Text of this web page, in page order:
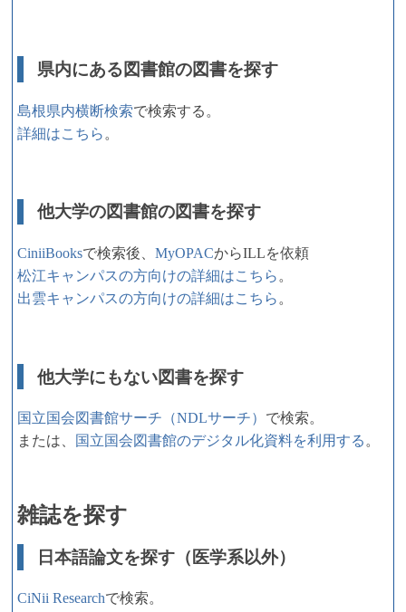
県内にある図書館の図書を探す
島根県内横断検索で検索する。
詳細はこちら 。
他大学の図書館の図書を探す
CiniiBooksで検索後、 MyOPACからILLを依頼
松江キャンパスの方向けの詳細はこちら 。
出雲キャンパスの方向けの詳細はこちら 。
他大学にもない図書を探す
国立国会図書館サーチ（NDLサーチ） で検索。
または、
国立国会図書館のデジタル化資料を利用する 。
雑誌を探す
日本語論文を探す（医学系以外）
CiNii Researchで検索。